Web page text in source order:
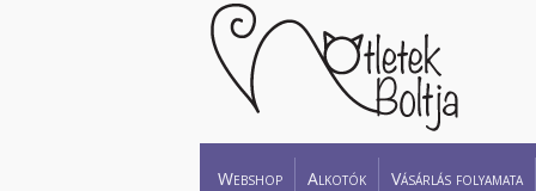
Webshop Alkotók Vásárlás folyamata